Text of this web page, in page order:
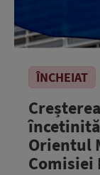
ÎNCHEIAT
Orientul
Comisiei